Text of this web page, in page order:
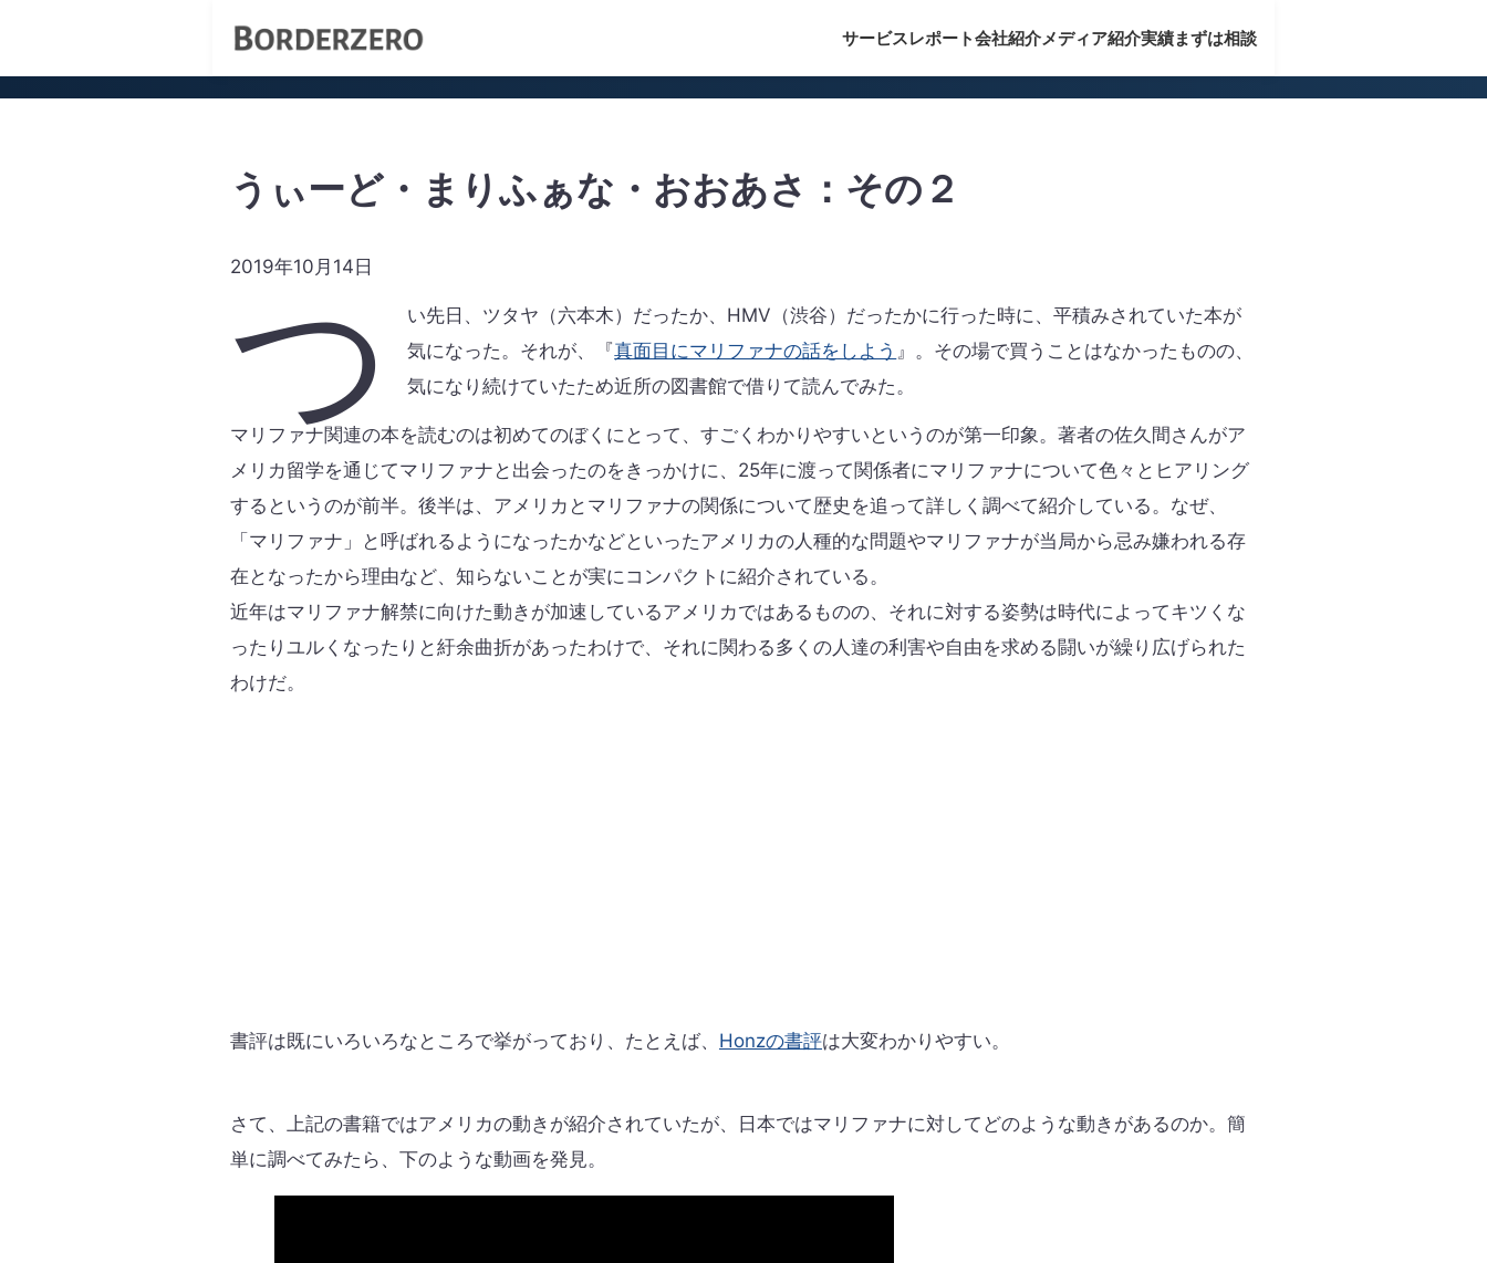
サービスレポート会社紹介メディア紹介実績まずは相談
うぃーど・まりふぁな・おおあさ：その２
2019年10月14日
つ
い先日、ツタヤ（六本木）だったか、HMV（渋谷）だったかに行った時に、平積みされていた本が
気になった。それが、『真面目にマリファナの話をしよう 』。その場で買うことはなかったものの、
気になり続けていたため近所の図書館で借りて読んでみた。
マリファナ関連の本を読むのは初めてのぼくにとって、すごくわかりやすいというのが第一印象。著者の佐久間さんがア
メリカ留学を通じてマリファナと出会ったのをきっかけに、25年に渡って関係者にマリファナについて色々とヒアリング
するというのが前半。後半は、アメリカとマリファナの関係について歴史を追って詳しく調べて紹介している。なぜ、
「マリファナ」と呼ばれるようになったかなどといったアメリカの人種的な問題やマリファナが当局から忌み嫌われる存
在となったから理由など、知らないことが実にコンパクトに紹介されている。
近年はマリファナ解禁に向けた動きが加速しているアメリカではあるものの、それに対する姿勢は時代によってキツくな
ったりユルくなったりと紆余曲折があったわけで、それに関わる多くの人達の利害や自由を求める闘いが繰り広げられた
わけだ。
書評は既にいろいろなところで挙がっており、たとえば、 Honzの書評は大変わかりやすい。
さて、上記の書籍ではアメリカの動きが紹介されていたが、日本ではマリファナに対してどのような動きがあるのか。簡
単に調べてみたら、下のような動画を発見。